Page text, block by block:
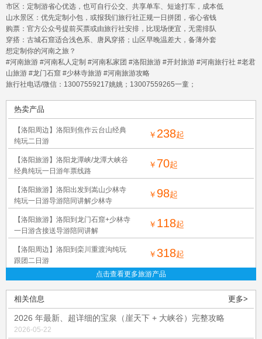
市区：定制游省心优选，也可自行公交、共享单车、短途打车，成本低
山水景区：优先定制小包，或报我们旅行社正规一日拼团，省心省钱
购票：官方公众号提前买票或由旅行社安排，比现场便宜，无需排队
穿搭：古城石窟适合浅色系、唐风穿搭；山区早晚温差大，备薄外套
想定制你的河南之旅？
#河南旅游 #河南私人定制 #河南私家团 #洛阳旅游 #开封旅游 #河南旅行社 #老君
山旅游 #龙门石窟 #少林寺旅游 #河南旅游攻略
旅行社电话/微信：13007559217姚姚；13007559265一童；
热卖产品
【洛阳周边】洛阳到焦作云台山经典
纯玩二日游
￥ 238起
【洛阳旅游】洛阳龙潭峡/龙潭大峡谷
经典纯玩一日游年票线路
￥ 70起
【洛阳旅游】洛阳出发到嵩山少林寺
纯玩一日游导游陪同讲解少林寺
￥ 98起
【洛阳旅游】洛阳到龙门石窟+少林寺
一日游含接送导游陪同讲解
￥ 118起
【洛阳周边】洛阳到栾川重渡沟纯玩
跟团二日游
￥318起
点击查看更多旅游产品
相关信息 更多>
2026 年最新、超详细的宝泉（崖天下 + 大峡谷）完整攻略
2026-05-22